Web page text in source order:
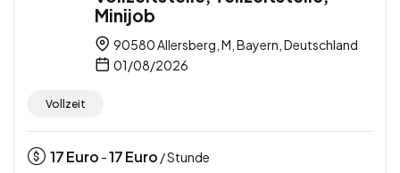
Minijob
90580 Allersberg, M, Bayern, Deutschland
01/08/2026
Vollzeit
17Euro -17Euro / Stunde